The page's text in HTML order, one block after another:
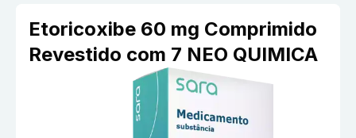
Etoricoxibe 60 mg Comprimido
Revestido com 7 NEO QUIMICA